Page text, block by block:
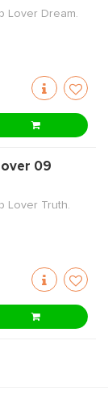
Lover Dream.
09
Lover Truth.